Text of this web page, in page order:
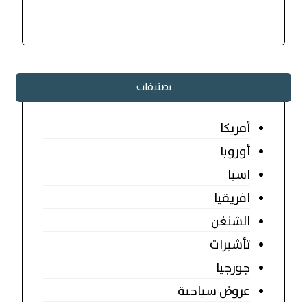
تصنيفات
أمريكا
أوروبا
اسيا
افريقيا
الشنغن
تأشيرات
جورجيا
عروض سياحية